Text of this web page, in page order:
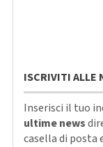
ISCRIVITI ALLE
Inserisci il tuo
ultime news
casella di posta